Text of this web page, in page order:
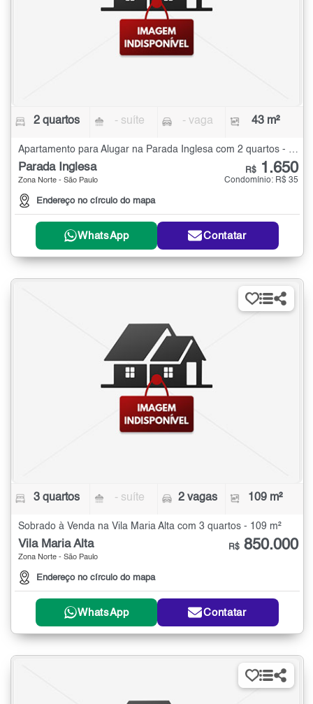
2 quartos - suíte - vaga 43 m²
Parada Inglesa
Zona Norte - São Paulo
Endereço no círculo do mapa
R$ 1.650
Condomínio: R$ 35
WhatsApp Contatar
3 quartos - suíte 2 vagas 109 m²
Sobrado à Venda na Vila Maria Alta com 3 quartos - 109 m²
Vila Maria Alta
Zona Norte - São Paulo
Endereço no círculo do mapa
R$ 850.000
WhatsApp Contatar